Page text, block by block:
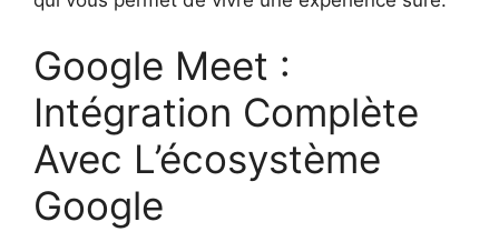
Google Meet :
Intégration Complète
Avec L’écosystème
Google